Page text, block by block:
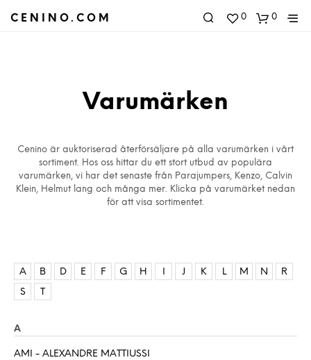
CENINO.COM 0 0
Varumärken
Cenino är auktoriserad återförsäljare på alla varumärken i vårt
sortiment. Hos oss hittar du ett stort utbud av populära
varumärken, vi har det senaste från Parajumpers, Kenzo, Calvin
Klein, Helmut lang och många mer. Klicka på varumärket nedan
för att visa sortimentet.
A B D E F G H J K L M N
R
S
T
A
AMI - ALEXANDRE MATTIUSSI